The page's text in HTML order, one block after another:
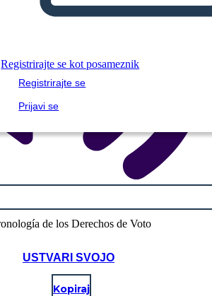
Registrirajte se kot posameznik
Registrirajte se
Prijavi se
USTVARI SVOJO
Kopiraj